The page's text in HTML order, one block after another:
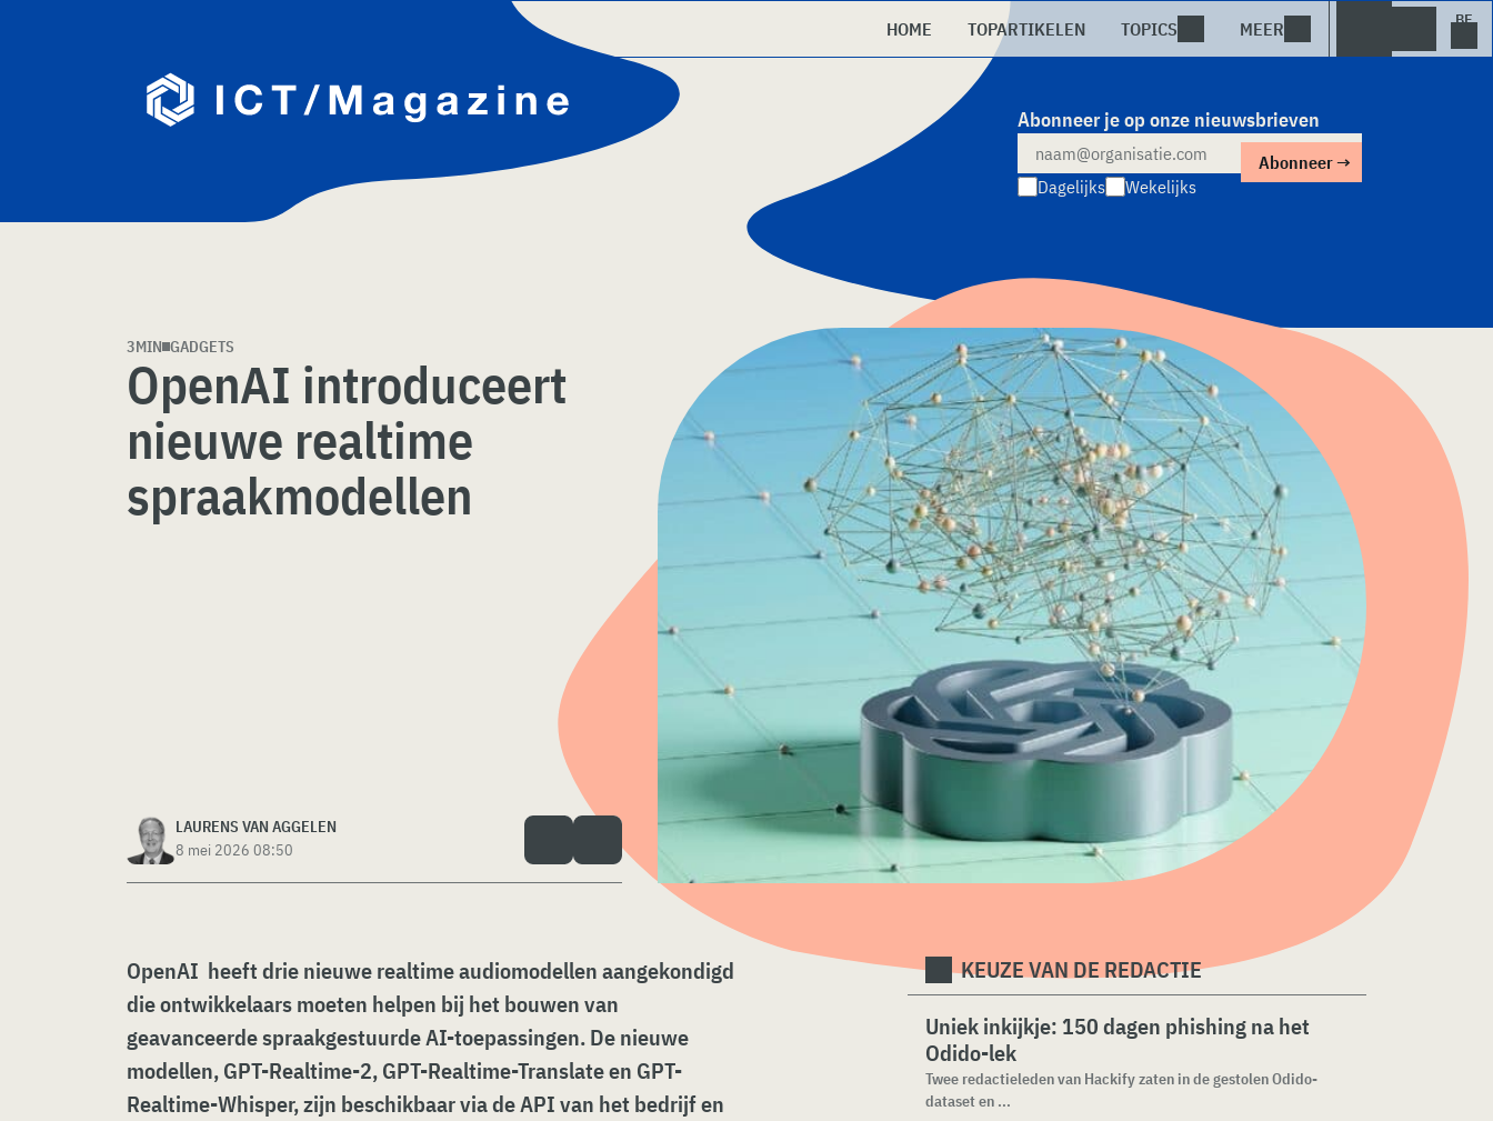
HOME TOPARTIKELEN TOPICS MEER
Abonneer je op onze nieuwsbrieven
Dagelijks Wekelijks
3MIN GADGETS
OpenAI introduceert
nieuwe realtime
spraakmodellen
LAURENS VAN AGGELEN
8 mei 2026 08:50
OpenAI heeft drie nieuwe realtime audiomodellen aangekondigd
die ontwikkelaars moeten helpen bij het bouwen van
geavanceerde spraakgestuurde AI-toepassingen. De nieuwe
modellen, GPT-Realtime-2, GPT-Realtime-Translate en GPT-
Realtime-Whisper, zijn beschikbaar via de API van het bedrijf en
KEUZE VAN DE REDACTIE
Uniek inkijkje: 150 dagen phishing na het
Odido-lek
Twee redactieleden van Hackify zaten in de gestolen Odido-
dataset en ...